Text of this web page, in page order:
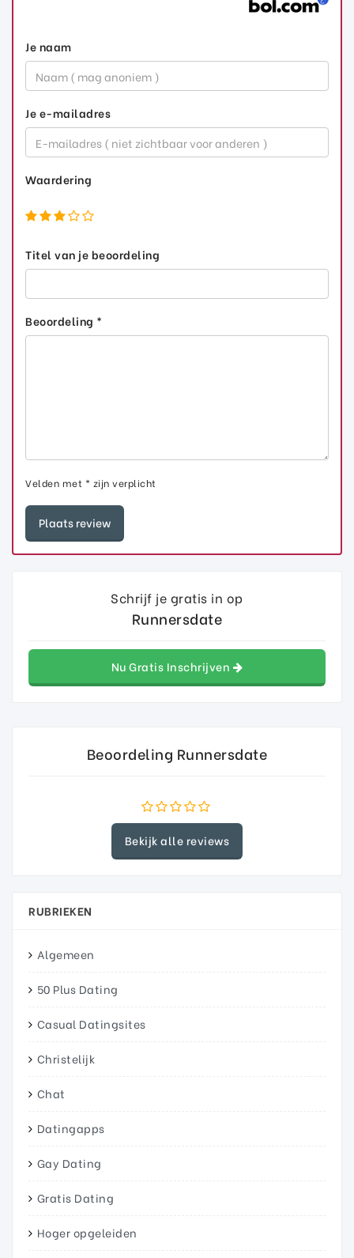
Je naam
Je e-mailadres
Waardering
Titel van je beoordeling
Beoordeling *
Velden met * zijn verplicht
Schrijf je gratis in op
Runnersdate
Nu Gratis Inschrijven
Beoordeling Runnersdate
Bekijk alle reviews
RUBRIEKEN
Algemeen
50 Plus Dating
Casual Datingsites
Christelijk
Chat
Datingapps
Gay Dating
Gratis Dating
Hoger opgeleiden